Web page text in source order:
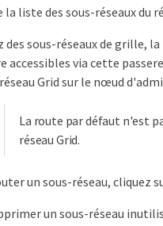
la liste des sous-réseaux du
des sous-réseaux de grille,
accessibles via cette
réseau Grid sur le nœud
La route par défaut n'est
réseau Grid.
un sous-réseau, cliquez
un sous-réseau